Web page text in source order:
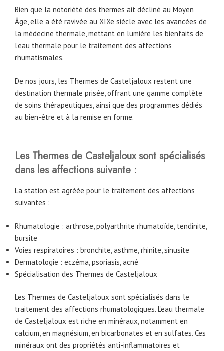
Bien que la notoriété des thermes ait décliné au Moyen
Âge, elle a été ravivée au XIXe siècle avec les avancées de
la médecine thermale, mettant en lumière les bienfaits de
l’eau thermale pour le traitement des affections
rhumatismales.
De nos jours, les Thermes de Casteljaloux restent une
destination thermale prisée, offrant une gamme complète
de soins thérapeutiques, ainsi que des programmes dédiés
au bien-être et à la remise en forme.
Les Thermes de Casteljaloux sont spécialisés
dans les affections suivante :
La station est agréée pour le traitement des affections
suivantes :
Rhumatologie : arthrose, polyarthrite rhumatoïde, tendinite,
bursite
Voies respiratoires : bronchite, asthme, rhinite, sinusite
Dermatologie : eczéma, psoriasis, acné
Spécialisation des Thermes de Casteljaloux
Les Thermes de Casteljaloux sont spécialisés dans le
traitement des affections rhumatologiques. L’eau thermale
de Casteljaloux est riche en minéraux, notamment en
calcium, en magnésium, en bicarbonates et en sulfates. Ces
minéraux ont des propriétés anti-inflammatoires et